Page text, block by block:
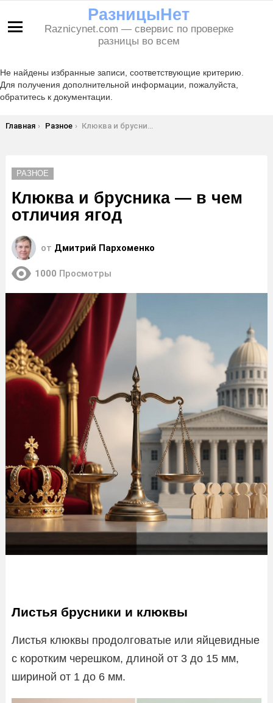
РазницыНет
Raznicynet.com — свервис по проверке
разницы во всем
Не найдены избранные записи, соответствующие критерию.
Для получения дополнительной информации, пожалуйста,
обратитесь к документации.
Вы здесь:
Главная Разное Клюква и брусника — в чем отличия ягод
РАЗНОЕ
Клюква и брусника — в чем
отличия ягод
от Дмитрий Пархоменко
1000 Просмотры
Листья брусники и клюквы
Листья клюквы продолговатые или яйцевидные
с коротким черешком, длиной от 3 до 15 мм,
шириной от 1 до 6 мм.